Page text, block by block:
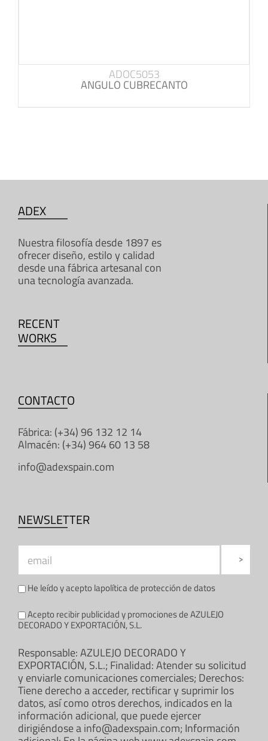
ADOC5053
ANGULO CUBRECANTO
ADEX
Nuestra filosofía desde 1897 es
ofrecer diseño, estilo y calidad
desde una fábrica artesanal con
una tecnología avanzada.
RECENT
WORKS
CONTACTO
Fábrica: (+34) 96 132 12 14
Almacén: (+34) 964 60 13 58
info@adexspain.com
NEWSLETTER
He leído y acepto lapolítica de protección de datos
Acepto recibir publicidad y promociones de AZULEJO
DECORADO Y EXPORTACIÓN, S.L.
Responsable: AZULEJO DECORADO Y
EXPORTACIÓN, S.L.; Finalidad: Atender su solicitud
y enviarle comunicaciones comerciales; Derechos:
Tiene derecho a acceder, rectificar y suprimir los
datos, así como otros derechos, indicados en la
información adicional, que puede ejercer
dirigiéndose a info@adexspain.com; Información